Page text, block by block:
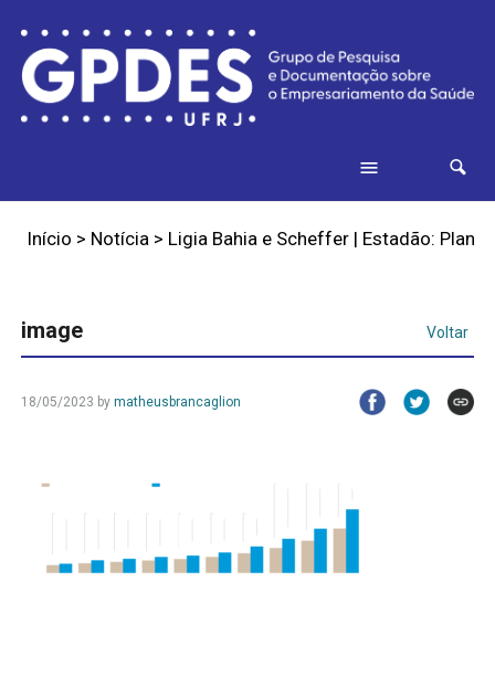
Início > Notícia> Ligia Bahia e Scheffer | Estadão:
image Voltar
18/05/2023 by matheusbrancaglion